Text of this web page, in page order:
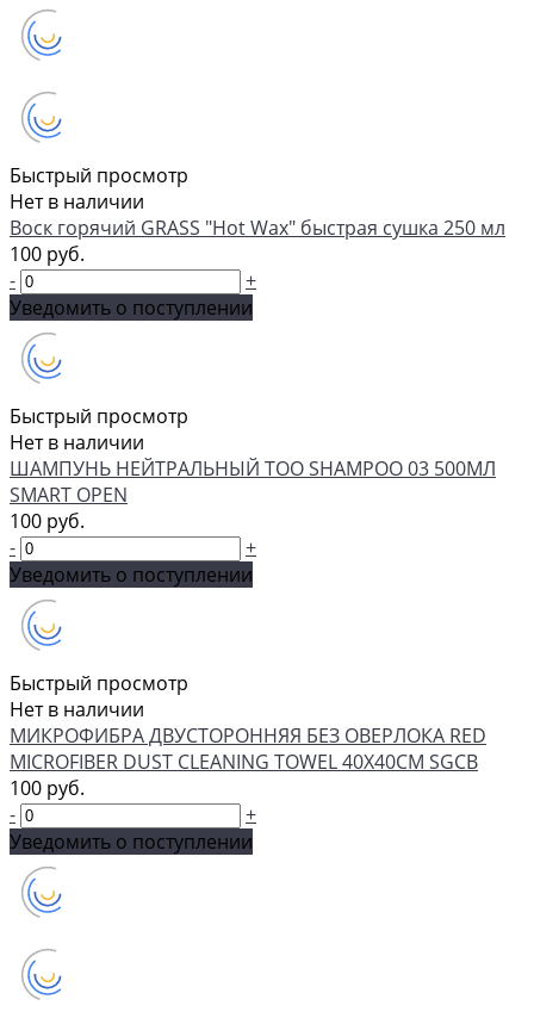
Быстрый просмотр
Нет в наличии
Воск горячий GRASS "Hot Wax" быстрая сушка 250 мл
100 руб.
-
+
Уведомить о поступлении
Быстрый просмотр
Нет в наличии
ШАМПУНЬ НЕЙТРАЛЬНЫЙ TOO SHAMPOO 03 500МЛ
SMART OPEN
100 руб.
-
+
Уведомить о поступлении
Быстрый просмотр
Нет в наличии
МИКРОФИБРА ДВУСТОРОННЯЯ БЕЗ ОВЕРЛОКА RED
MICROFIBER DUST CLEANING TOWEL 40Х40СМ SGCB
100 руб.
-
+
Уведомить о поступлении